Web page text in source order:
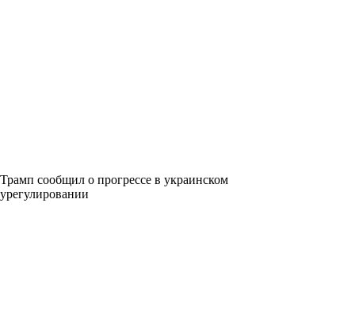
Трамп сообщил о прогрессе в украинском
урегулировании